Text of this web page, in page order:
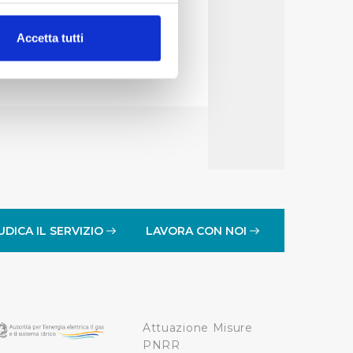
(impronte
che l’Utente ha fornito
i singoli cookie
Accetta tutti
IL SERVIZIO LAVORA CON NOI
Attuazione Misure
PNRR